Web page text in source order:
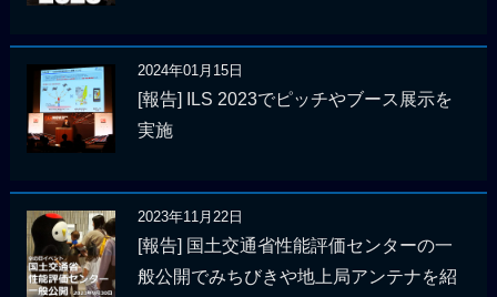
2024年01月15日
[報告] ILS 2023でピッチやブース展示を
実施
2023年11月22日
[報告] 国土交通省性能評価センターの一
般公開でみちびきや地上局アンテナを紹